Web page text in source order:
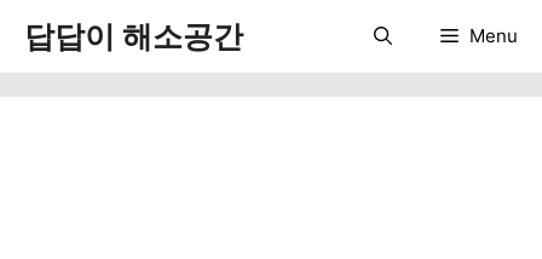
츠
로
답답이 해소공간 Menu